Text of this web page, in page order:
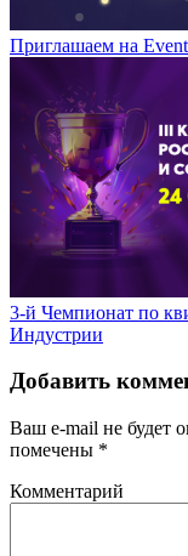
Приглашаем на
3-й Чемпионат по
Индустрии
Добавить
Ваш e-mail не будет
помечены *
Комментарий